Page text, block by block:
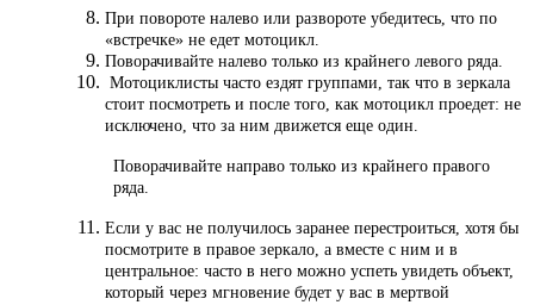
При повороте налево или развороте убедитесь, что по
«встречке» не едет мотоцикл.
Поворачивайте налево только из крайнего левого ряда.
Мотоциклисты часто ездят группами, так что в зеркала
стоит посмотреть и после того, как мотоцикл проедет: не
исключено, что за ним движется еще один.
Поворачивайте направо только из крайнего правого
ряда.
Если у вас не получилось заранее перестроиться, хотя бы
посмотрите в правое зеркало, а вместе с ним и в
центральное: часто в него можно успеть увидеть объект,
который через мгновение будет у вас в мертвой